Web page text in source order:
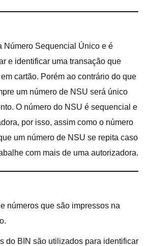
Número Sequencial Único e é
e identificar uma transação que
cartão. Porém ao contrário do que
um número de NSU será único
O número do NSU é sequencial e
por isso, assim como o número
um número de NSU se repita caso
com mais de uma autorizadora.
números que são impressos na
do BIN são utilizados para identificar